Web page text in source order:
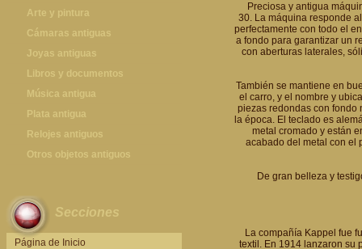
Teléfonos y Telégrafos antiguos
Medallas y condecoraciones
Cascos militares
Otros artículos militares
Antigüedades religiosas
Arte y pintura
Pintura antigua
Pintura contemporánea
Grabados antiguos y mapas
Cámaras antiguas
Cámaras antiguas
Joyas antiguas
Joyas antiguas
Libros y documentos
Libros antiguos
Fotografia antigua
Publicaciones antiguas
Música antigua
Gramófonos antiguos
Cajas de música antiguas
Radios antiguas
Plata antigua
Plata antigua
Relojes antiguos
Relojes sobremesa antiguos
Relojes de pie antiguos
Relojes de bolsillo antiguos
Relojes de pulsera antiguos
Otros objetos antiguos
Secciones
Página de Inicio
Preciosa y antigua
30. La máquina responde
perfectamente con todo el
a fondo para garantizar un
con aberturas laterales,
También se mantiene en
el carro, y el nombre y
piezas redondas con fondo
la época. El teclado es
metal cromado y están
acabado del metal con el
De gran belleza y
La compañía Kappel fue
textil. En 1914 lanzaron su